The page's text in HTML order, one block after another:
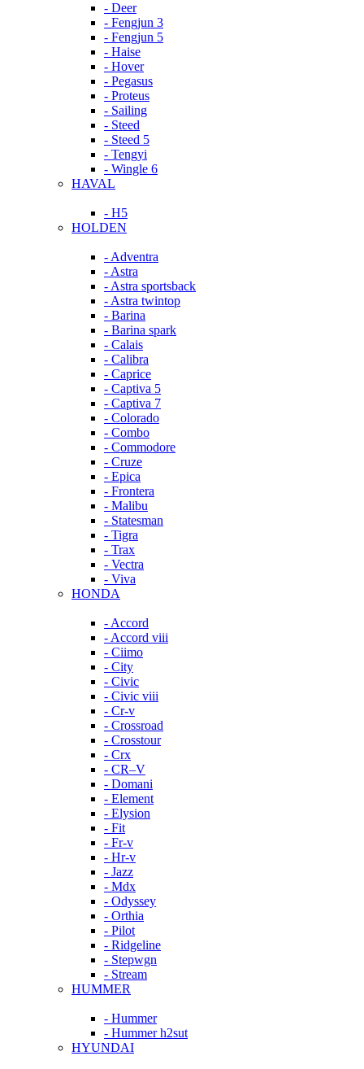
- Deer
- Fengjun 3
- Fengjun 5
- Haise
- Hover
- Pegasus
- Proteus
- Sailing
- Steed
- Steed 5
- Tengyi
- Wingle 6
HAVAL
- H5
HOLDEN
- Adventra
- Astra
- Astra sportsback
- Astra twintop
- Barina
- Barina spark
- Calais
- Calibra
- Caprice
- Captiva 5
- Captiva 7
- Colorado
- Combo
- Commodore
- Cruze
- Epica
- Frontera
- Malibu
- Statesman
- Tigra
- Trax
- Vectra
- Viva
HONDA
- Accord
- Accord viii
- Ciimo
- City
- Civic
- Civic viii
- Cr-v
- Crossroad
- Crosstour
- Crx
- CR–V
- Domani
- Element
- Elysion
- Fit
- Fr-v
- Hr-v
- Jazz
- Mdx
- Odyssey
- Orthia
- Pilot
- Ridgeline
- Stepwgn
- Stream
HUMMER
- Hummer
- Hummer h2sut
HYUNDAI